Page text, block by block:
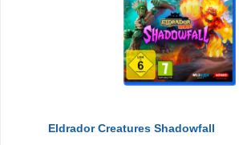
Eldrador Creatures Shadowfall